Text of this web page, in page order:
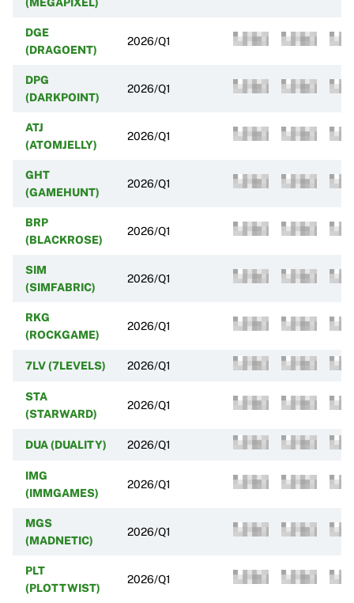
DGE
(DRAGOENT)
2026/Q1
DPG
(DARKPOINT)
2026/Q1
ATJ
(ATOMJELLY)
2026/Q1
GHT
(GAMEHUNT)
2026/Q1
BRP
(BLACKROSE)
2026/Q1
SIM
(SIMFABRIC)
2026/Q1
RKG
(ROCKGAME)
2026/Q1
7LV (7LEVELS) 2026/Q1
STA
(STARWARD)
2026/Q1
DUA (DUALITY) 2026/Q1
IMG
(IMMGAMES)
2026/Q1
MGS
(MADNETIC)
2026/Q1
PLT
(PLOTTWIST)
2026/Q1